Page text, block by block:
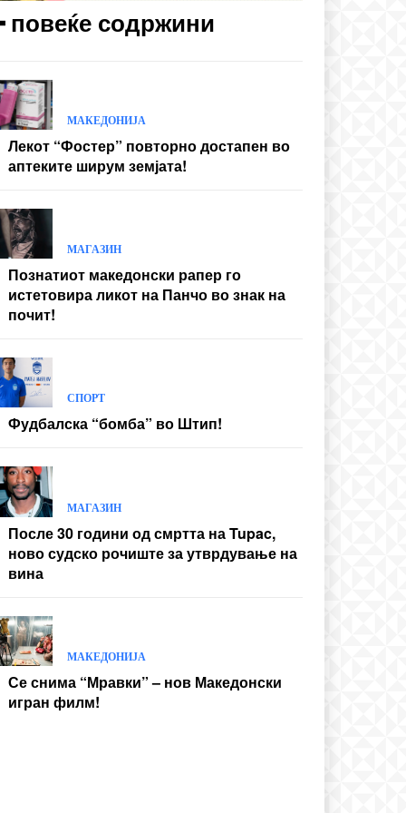
повеќе содржини
МАКЕДОНИЈА
Лекот “Фостер” повторно достапен во
аптеките ширум земјата!
МАГАЗИН
Познатиот македонски рапер го
истетовира ликот на Панчо во знак на
почит!
СПОРТ
Фудбалска “бомба” во Штип!
МАГАЗИН
После 30 години од смртта на Tupac,
ново судско рочиште за утврдување на
вина
МАКЕДОНИЈА
Се снима “Мравки” – нов Македонски
игран филм!